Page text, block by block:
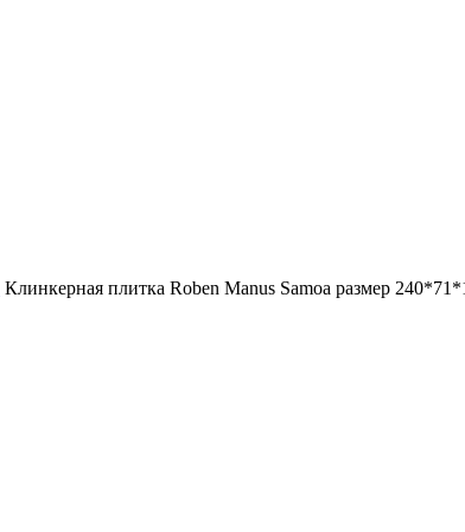
Клинкерная плитка Roben Manus Samoa размер